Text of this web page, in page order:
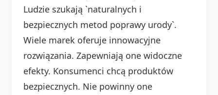
Ludzie szukają `naturalnych i
bezpiecznych metod poprawy urody`.
Wiele marek oferuje innowacyjne
rozwiązania. Zapewniają one widoczne
efekty. Konsumenci chcą produktów
bezpiecznych. Nie powinny one